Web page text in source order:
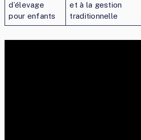
d’élevage
pour enfants
et à la gestion
traditionnelle